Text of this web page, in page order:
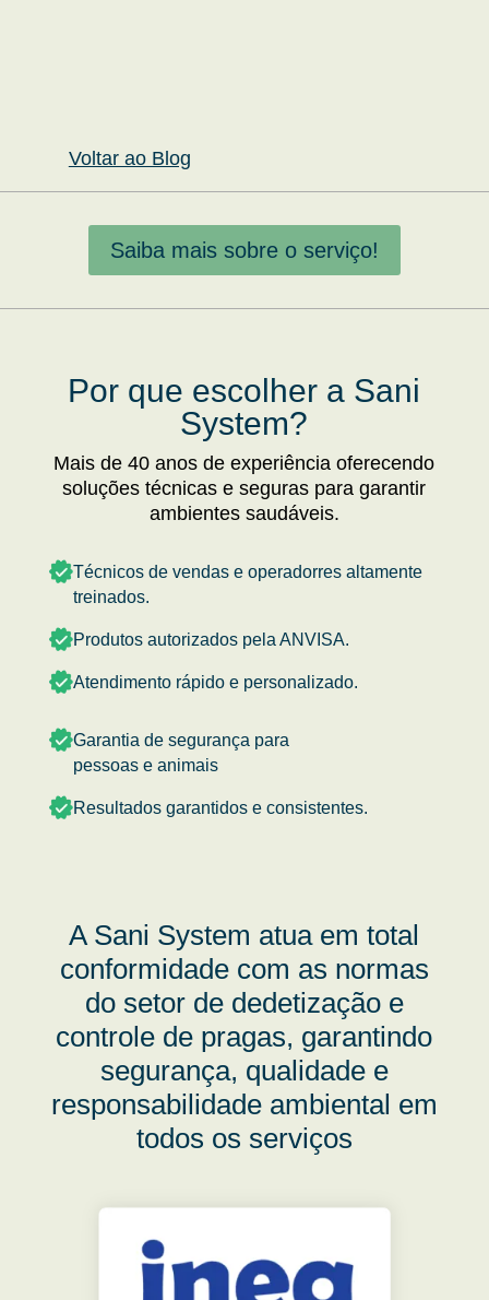
Voltar ao Blog
Saiba mais sobre o serviço!
Por que escolher a Sani
System?
Mais de 40 anos de experiência oferecendo
soluções técnicas e seguras para garantir
ambientes saudáveis.
Técnicos de vendas e operadorres altamente
treinados.
Produtos autorizados pela ANVISA.
Atendimento rápido e personalizado.
Garantia de segurança para
pessoas e animais
Resultados garantidos e consistentes.
A Sani System atua em total
conformidade com as normas
do setor de dedetização e
controle de pragas, garantindo
segurança, qualidade e
responsabilidade ambiental em
todos os serviços